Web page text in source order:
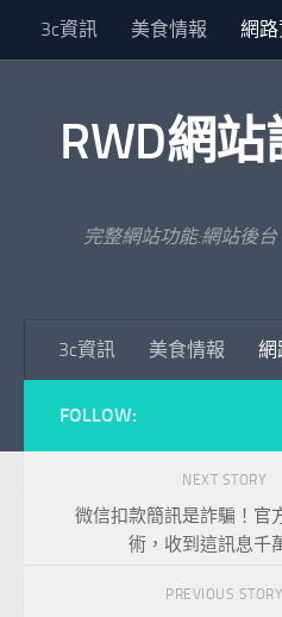
Skip to content
3c資訊 美食情報 網
RWD網
完整網站功能:網站後
3c資訊 美食情報 網
FOLLOW:
NEXT STORY
微信扣款簡訊是詐騙！官
術，收到這訊息千
PREVIOUS STORY